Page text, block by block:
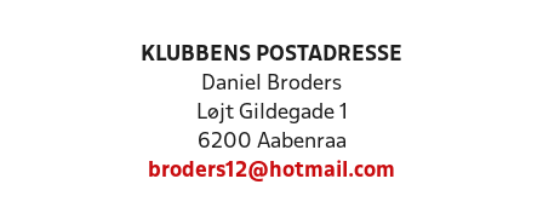
KLUBBENS POSTADRESSE
Daniel Broders
Løjt Gildegade 1
6200 Aabenraa
broders12@hotmail.com